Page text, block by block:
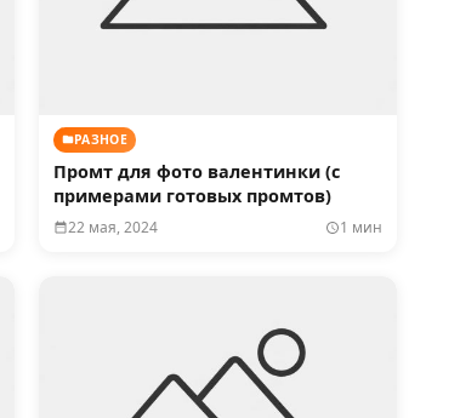
РАЗНОЕ
Промт для фото валентинки (с
примерами готовых промтов)
22 мая, 2024 1 мин